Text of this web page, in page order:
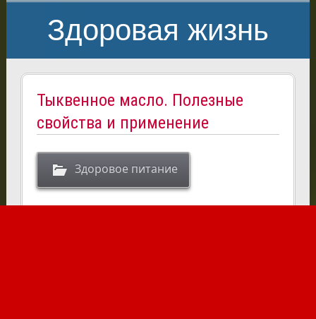
Здоровая жизнь
Тыквенное масло. Полезные
свойства и применение
Здоровое питание